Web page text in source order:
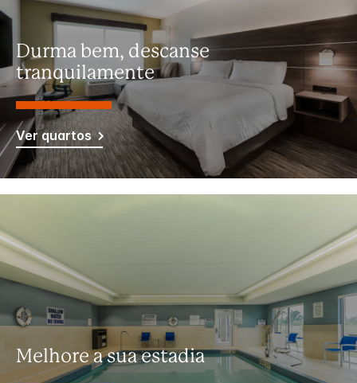
Durma bem, descanse
tranquilamente
Ver quartos
Melhore a sua estadia